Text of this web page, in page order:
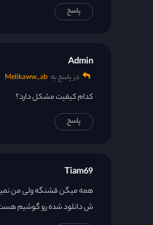
پاسخ
Admin
در پاسخ به Melikaww_ab
کدام کیفیت مشکل دارد؟
پاسخ
Tiam69
ش دانلود شده رو گوشیم هست